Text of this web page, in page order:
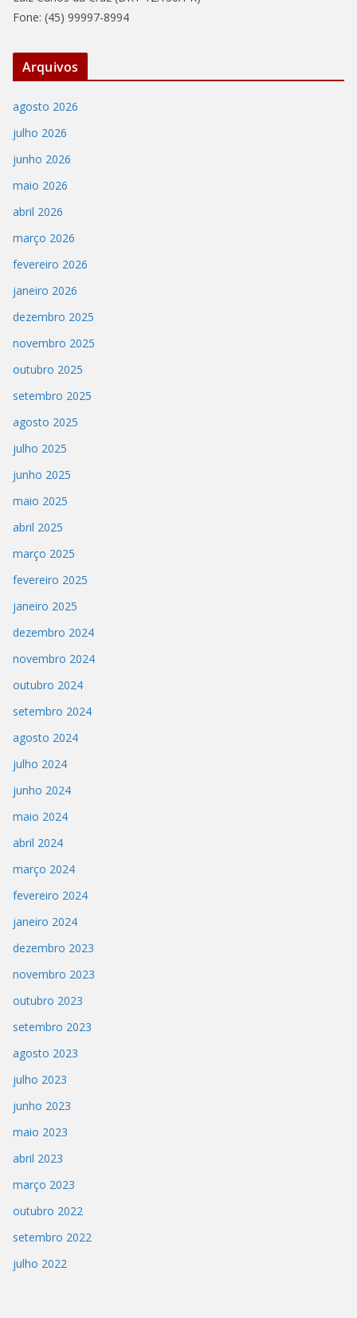
Fone: (45) 99997-8994
Arquivos
agosto 2026
julho 2026
junho 2026
maio 2026
abril 2026
março 2026
fevereiro 2026
janeiro 2026
dezembro 2025
novembro 2025
outubro 2025
setembro 2025
agosto 2025
julho 2025
junho 2025
maio 2025
abril 2025
março 2025
fevereiro 2025
janeiro 2025
dezembro 2024
novembro 2024
outubro 2024
setembro 2024
agosto 2024
julho 2024
junho 2024
maio 2024
abril 2024
março 2024
fevereiro 2024
janeiro 2024
dezembro 2023
novembro 2023
outubro 2023
setembro 2023
agosto 2023
julho 2023
junho 2023
maio 2023
abril 2023
março 2023
outubro 2022
setembro 2022
julho 2022